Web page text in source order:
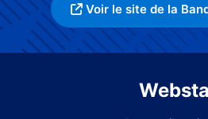
Voir le site de la